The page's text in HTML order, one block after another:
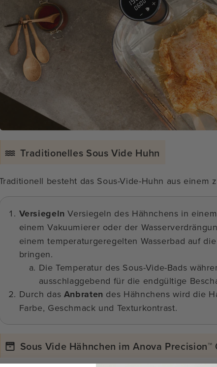
Traditionelles Sous Vide Huhn
besteht das Sous-Vide-Huhn aus einem
Versiegeln Versiegeln des Hähnchens in
einem Vakuumierer oder der
einem temperaturgeregelten Wasserbad auf
bringen.
Die Temperatur des Sous-Vide-Bads
ausschlaggebend für die endgültige
Durch das Anbraten des Hähnchens wird die
Farbe, Geschmack und Texturkontrast.
Sous Vide Hähnchen im Anova Precision™